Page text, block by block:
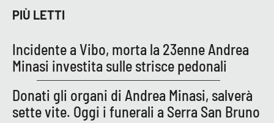
PIÙ LETTI
Incidente a Vibo, morta la 23enne Andrea
Minasi investita sulle strisce pedonali
Donati gli organi di Andrea Minasi, salverà
sette vite. Oggi i funerali a Serra San Bruno